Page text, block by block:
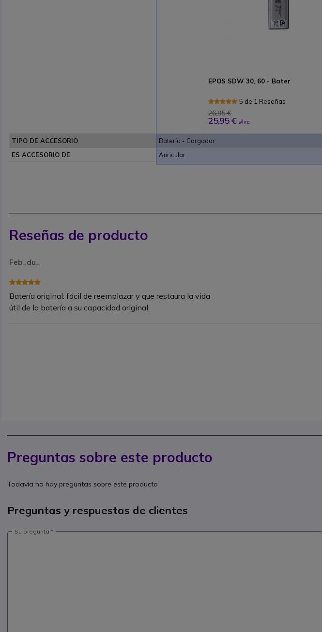
EPOS SDW 30, 60 - Bater
5 de 1 Reseñas
26,95 €
25,95 € s/Iva
TIPO DE ACCESORIO Batería - Cargador
ES ACCESORIO DE
Auricular
Reseñas de producto
Feb_du_
Batería original: fácil de reemplazar y que restaura la vida
útil de la batería a su capacidad original.
Preguntas sobre este producto
Todavía no hay preguntas sobre este producto
Preguntas y respuestas de clientes
Su pregunta